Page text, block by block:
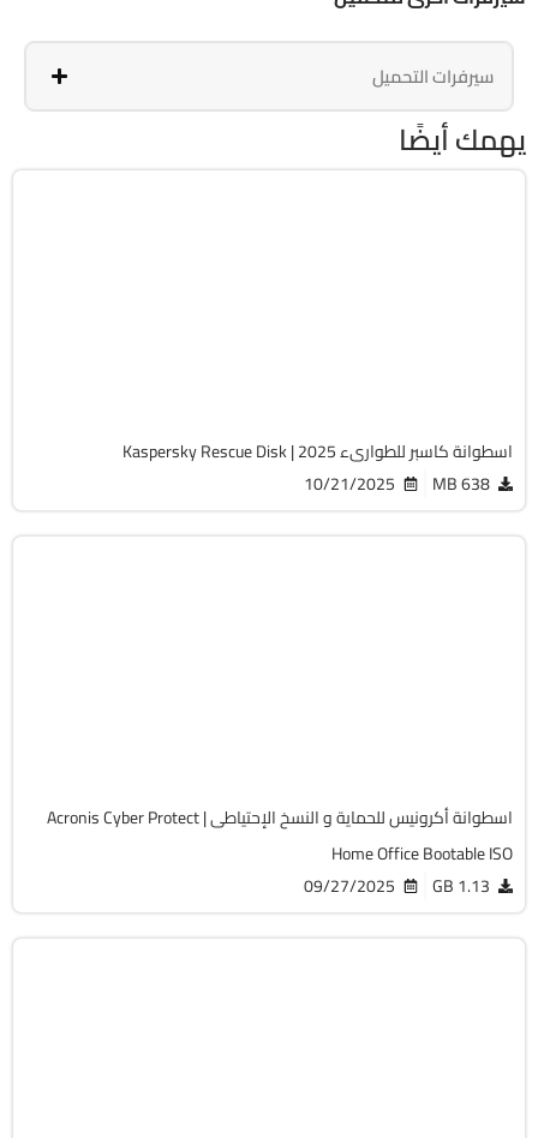
سيرفرات التحميل
يهمك أيضًا
اسطوانة كاسبر للطوارىء 2025 | Kaspersky Rescue Disk
638 MB
10/21/2025
اسطوانة أكرونيس للحماية و النسخ الإحتياطى | Acronis Cyber Protect
Home Office Bootable ISO
1.13 GB
09/27/2025